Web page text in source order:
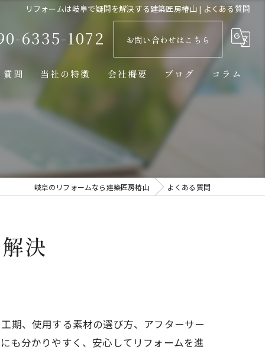
リフォームは岐阜で疑問を解決する建築匠房椿山 | よくある質問
6335-1072 お問い合わせはこちら
質問 当社の特徴
羽島郡笠松町のリフォーム
羽島市のリフォーム
名古屋市のリフォーム
水回り
会社概要 ブログ コラム
岐阜のリフォームなら建築匠房椿山 よくある質問
決
期、使用する素材の選び方、アフターサー
も分かりやすく、安心してリフォームを進